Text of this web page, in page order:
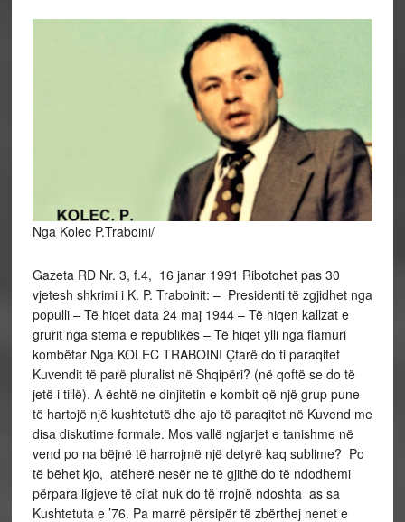
Nga Kolec P.Traboini/
Gazeta RD Nr. 3, f.4, 16 janar 1991 Ribotohet pas 30
vjetesh shkrimi i K. P. Traboinit: – Presidenti të zgjidhet nga
populli – Të hiqet data 24 maj 1944 – Të hiqen kallzat e
grurit nga stema e republikës – Të hiqet ylli nga flamuri
kombëtar Nga KOLEC TRABOINI Çfarë do ti paraqitet
Kuvendit të parë pluralist në Shqipëri? (në qoftë se do të
jetë i tillë). A është ne dinjitetin e kombit që një grup pune
të hartojë një kushtetutë dhe ajo të paraqitet në Kuvend me
disa diskutime formale. Mos vallë ngjarjet e tanishme në
vend po na bëjnë të harrojmë një detyrë kaq sublime? Po
të bëhet kjo, atëherë nesër ne të gjithë do të ndodhemi
përpara ligjeve të cilat nuk do të rrojnë ndoshta as sa
Kushtetuta e ’76. Pa marrë përsipër të zbërthej nenet e